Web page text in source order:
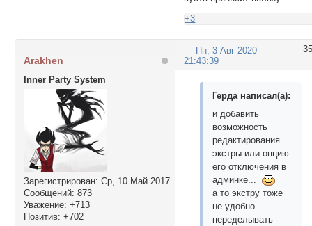
+3
35
Пн, 3 Авг 2020
21:43:39
Arakhen
Inner Party System
Зарегистрирован: Ср, 10 Май 2017
Сообщений: 873
Уважение: +713
Позитив: +702
Герда написал(а):
и добавить
возможность
редактирования
экстры или опцию
его отключения в
админке...
а то экстру тоже
не удобно
переделывать -